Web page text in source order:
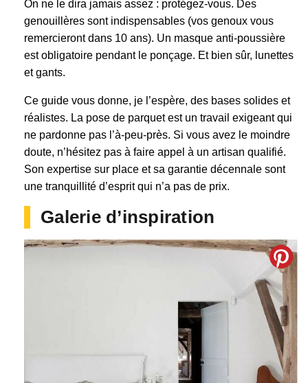
On ne le dira jamais assez : protégez-vous. Des
genouillères sont indispensables (vos genoux vous
remercieront dans 10 ans). Un masque anti-poussière
est obligatoire pendant le ponçage. Et bien sûr, lunettes
et gants.
Ce guide vous donne, je l’espère, des bases solides et
réalistes. La pose de parquet est un travail exigeant qui
ne pardonne pas l’à-peu-près. Si vous avez le moindre
doute, n’hésitez pas à faire appel à un artisan qualifié.
Son expertise sur place et sa garantie décennale sont
une tranquillité d’esprit qui n’a pas de prix.
Galerie d’inspiration